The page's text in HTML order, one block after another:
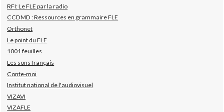
RFI: Le FLE par la radio
CCDMD : Ressources en grammaire FLE
Orthonet
Le point du FLE
1001 feuilles
Les sons français
Conte-moi
Institut national de l'audiovisuel
VIZAVI
VIZAFLE